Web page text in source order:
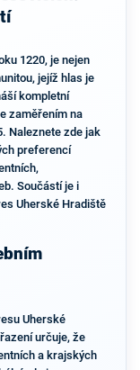
1220, je nejen
jejíž hlas je
kompletní
zaměřením na
Naleznete zde jak
preferencí
Součástí je i
Uherské Hradiště
Uherské
určuje, že
a krajských